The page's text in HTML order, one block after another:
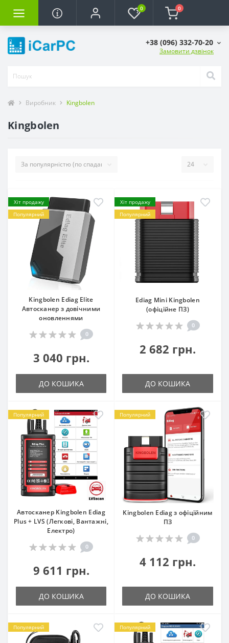
0 0
+38 (096) 332-70-20
Замовити дзвінок
Виробник Kingbolen
Kingbolen
Хіт продажу
Популярний
Kingbolen Ediag Elite
Автосканер з довічними
оновленнями
0
3 040 грн.
ДО КОШИКА
Хіт продажу
Популярний
Ediag Mini Kingbolen
(офіційне ПЗ)
0
2 682 грн.
ДО КОШИКА
Популярний
Автосканер Kingbolen Ediag
Plus + LVS (Легкові, Вантажні,
Електро)
0
9 611 грн.
ДО КОШИКА
Популярний
Kingbolen Ediag з офіційним
ПЗ
0
4 112 грн.
ДО КОШИКА
Популярний Популярний